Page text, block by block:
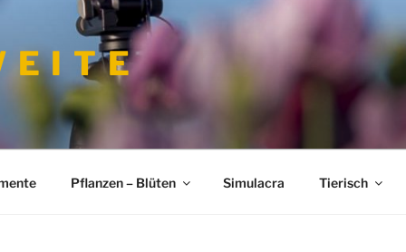
E I T E
Pflanzen – Blüten Simulacra Tierisch